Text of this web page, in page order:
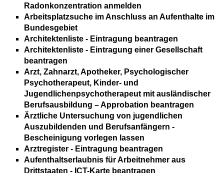
Radonkonzentration anmelden
Arbeitsplatzsuche im Anschluss an Aufenthalte im
Bundesgebiet
Architektenliste - Eintragung beantragen
Architektenliste - Eintragung einer Gesellschaft
beantragen
Arzt, Zahnarzt, Apotheker, Psychologischer
Psychotherapeut, Kinder- und
Jugendlichenpsychotherapeut mit ausländischer
Berufsausbildung – Approbation beantragen
Ärztliche Untersuchung von jugendlichen
Auszubildenden und Berufsanfängern -
Bescheinigung vorlegen lassen
Arztregister - Eintragung beantragen
Aufenthaltserlaubnis für Arbeitnehmer aus
Drittstaaten - ICT-Karte beantragen